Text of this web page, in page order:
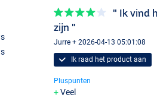
" Ik vind
zijn "
Jurre + 2026-04-13 05:01:08
Ik raad het product aan
Pluspunten
Veel